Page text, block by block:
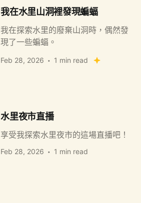
我在水里山洞裡發現蝙蝠
我在探索水里的廢棄山洞時，偶然發
現了一些蝙蝠。
Feb 28, 2026 1 min read
水里夜市直播
享受我探索水里夜市的這場直播吧！
Feb 28, 2026 1 min read